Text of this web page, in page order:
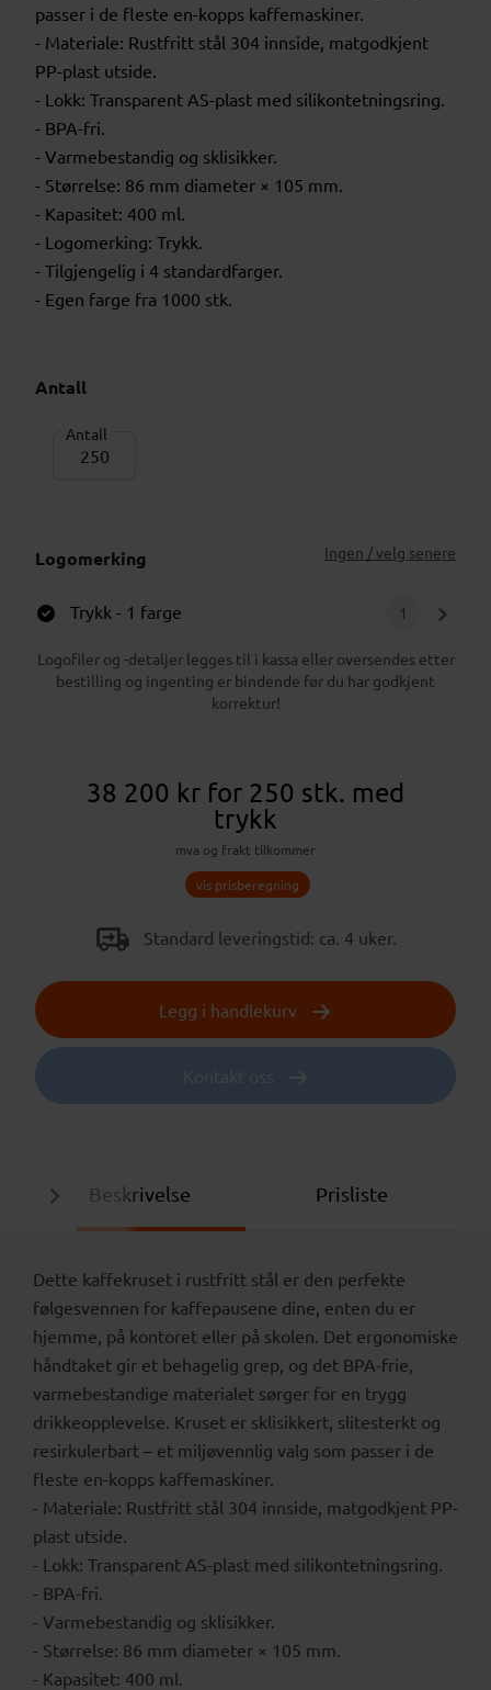
passer i de fleste en-kopps kaffemaskiner.
- Materiale: Rustfritt stål 304 innside, matgodkjent
PP-plast utside.
- Lokk: Transparent AS-plast med silikontetningsring.
- BPA-fri.
- Varmebestandig og sklisikker.
- Størrelse: 86 mm diameter × 105 mm.
- Kapasitet: 400 ml.
- Logomerking: Trykk.
- Tilgjengelig i 4 standardfarger.
- Egen farge fra 1000 stk.
Antall
Antall
Logomerking Ingen / velg senere
Trykk - 1 farge 1
Logofiler og -detaljer legges til i kassa eller oversendes etter
bestilling og ingenting er bindende før du har godkjent
korrektur!
38 200 kr for 250 stk. med
trykk
mva og frakt tilkommer
vis prisberegning
Standard leveringstid: ca. 4 uker.
Legg i handlekurv
Kontakt oss
Beskrivelse Prisliste
Dette kaffekruset i rustfritt stål er den perfekte
følgesvennen for kaffepausene dine, enten du er
hjemme, på kontoret eller på skolen. Det ergonomiske
håndtaket gir et behagelig grep, og det BPA-frie,
varmebestandige materialet sørger for en trygg
drikkeopplevelse. Kruset er sklisikkert, slitesterkt og
resirkulerbart – et miljøvennlig valg som passer i de
fleste en-kopps kaffemaskiner.
- Materiale: Rustfritt stål 304 innside, matgodkjent PP-
plast utside.
- Lokk: Transparent AS-plast med silikontetningsring.
- BPA-fri.
- Varmebestandig og sklisikker.
- Størrelse: 86 mm diameter × 105 mm.
- Kapasitet: 400 ml.